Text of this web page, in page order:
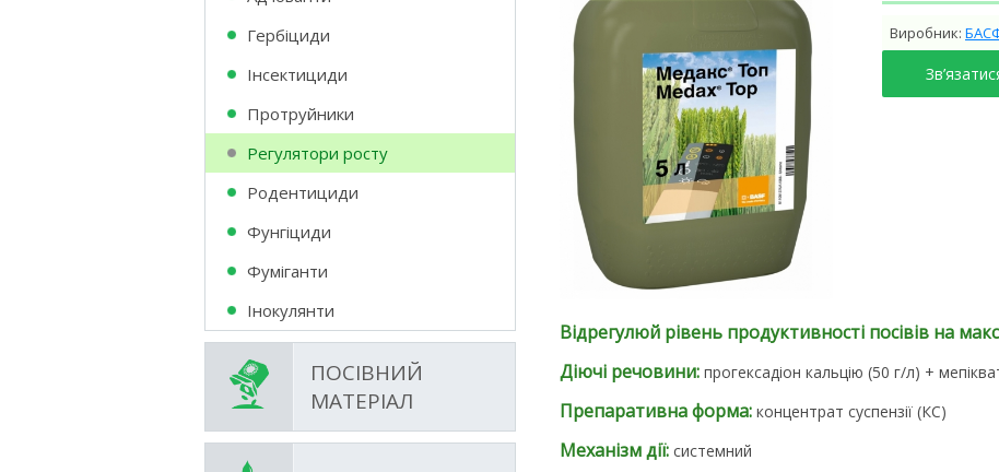
Гербіциди
Інсектициди
Протруйники
Регулятори росту
Родентициди
Фунгіциди
Фумiганти
Інокулянти
ПОСІВНИЙ
МАТЕРІАЛ
Виробник:
Відрегулюй рівень продуктивності посівів на
Діючі речовини: прогексадіон кальцію (50 г/л) +
Препаративна форма: концентрат суспензії (КС)
Механізм дії: системний